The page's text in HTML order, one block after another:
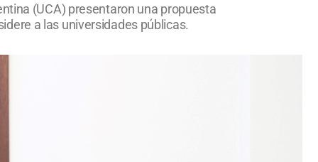
(UCA) presentaron una propuesta
a las universidades públicas.